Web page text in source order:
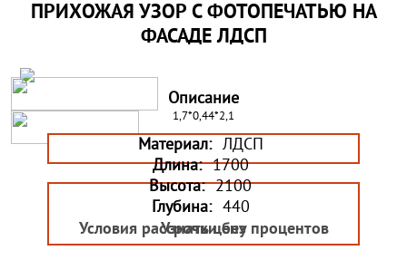
ПРИХОЖАЯ УЗОР С ФОТОПЕЧАТЬЮ НА
ФАСАДЕ ЛДСП
Описание
1,7*0,44*2,1
Материал: ЛДСП
Длина: 1700
Высота: 2100
Глубина: 440
Узнать цену
Условия рассрочки без процентов